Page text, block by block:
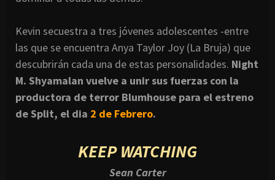
Kevin secuestra a tres jóvenes adolescentes -entre
las que se encuentra Anya Taylor Joy (La Bruja) que
descubrirán cada una de estas personalidades. Night
M. Shyamalan vuelve a unir sus fuerzas con la
productora de terror Blumhouse para el estreno
de Split, el dia 2 de Febrero.
KEEP WATCHING
Sean Carter